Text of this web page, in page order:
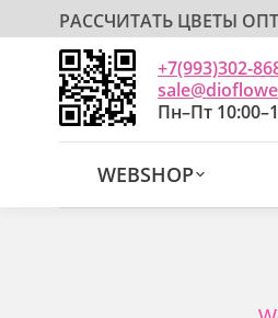
РАССЧИТАТЬ ЦВЕТЫ
+7(993)302-
Пн–Пт
WEBSHOP